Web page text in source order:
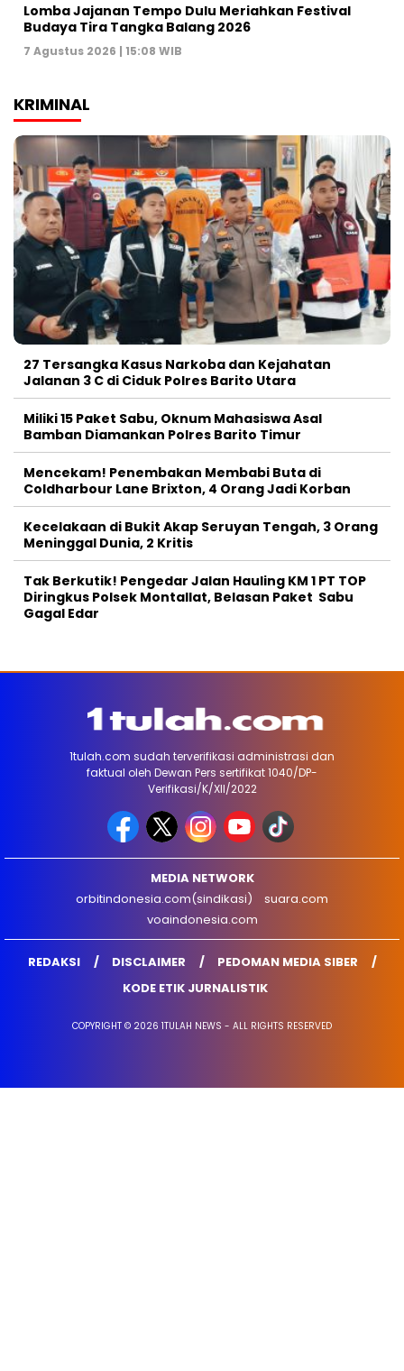
Lomba Jajanan Tempo Dulu Meriahkan Festival
Budaya Tira Tangka Balang 2026
7 Agustus 2026 | 15:08 WIB
KRIMINAL
27 Tersangka Kasus Narkoba dan Kejahatan
Jalanan 3 C di Ciduk Polres Barito Utara
Miliki 15 Paket Sabu, Oknum Mahasiswa Asal
Bamban Diamankan Polres Barito Timur
Mencekam! Penembakan Membabi Buta di
Coldharbour Lane Brixton, 4 Orang Jadi Korban
Kecelakaan di Bukit Akap Seruyan Tengah, 3 Orang
Meninggal Dunia, 2 Kritis
Tak Berkutik! Pengedar Jalan Hauling KM 1 PT TOP
Diringkus Polsek Montallat, Belasan Paket Sabu
Gagal Edar
1tulah.com sudah terverifikasi administrasi dan
faktual oleh Dewan Pers sertifikat 1040/DP-
Verifikasi/K/XII/2022
MEDIA NETWORK
orbitindonesia.com(sindikasi)
suara.com
voaindonesia.com
REDAKSI DISCLAIMER
PEDOMAN MEDIA SIBER
KODE ETIK JURNALISTIK
COPYRIGHT © 2026 1TULAH NEWS - ALL RIGHTS RESERVED